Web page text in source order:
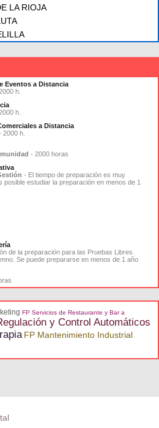
LA RIOJA
Eventos a Distancia
h.
h.
a Distancia
2000 h.
- 2000 horas
- El tiempo de preparación es muy
posible estudiar la preparación en menos de 1
de la preparación para las Pruebas Libres
Se puede prepararse en menos de 1 año
FP Servicios de Restaurante y Bar a
y Control Automáticos
FP Mantenimiento Industrial